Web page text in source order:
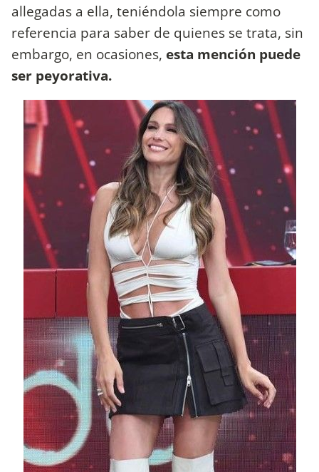
allegadas a ella, teniéndola siempre como
referencia para saber de quienes se trata, sin
embargo, en ocasiones, esta mención puede
ser peyorativa.